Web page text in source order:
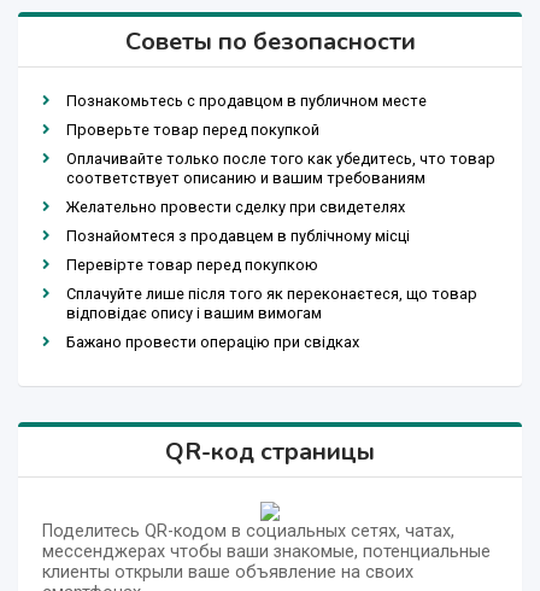
Советы по безопасности
Познакомьтесь с продавцом в публичном месте
Проверьте товар перед покупкой
Оплачивайте только после того как убедитесь, что товар
соответствует описанию и вашим требованиям
Желательно провести сделку при свидетелях
Познайомтеся з продавцем в публічному місці
Перевірте товар перед покупкою
Сплачуйте лише після того як переконаєтеся, що товар
відповідає опису і вашим вимогам
Бажано провести операцію при свідках
QR-код страницы
Поделитесь QR-кодом в социальных сетях, чатах,
мессенджерах чтобы ваши знакомые, потенциальные
клиенты открыли ваше объявление на своих